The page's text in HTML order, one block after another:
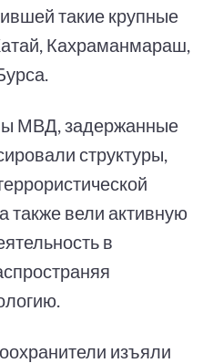
такие крупные
Кахраманмараш,
МВД, задержанные
структуры,
также вели активную
в
изъяли